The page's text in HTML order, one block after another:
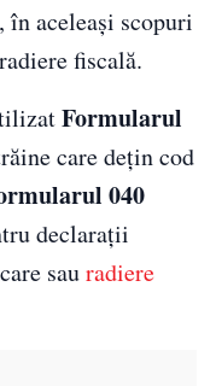
, în aceleași scopuri
fiscală.
Formularul
care dețin cod
040
declarații
sauradiere